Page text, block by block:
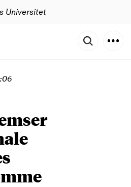
Universitet